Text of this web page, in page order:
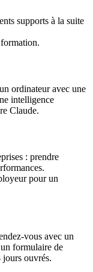
supports à la suite
ordinateur avec une
intelligence
Claude.
: prendre
pour un
vous avec un
formulaire de
jours ouvrés.